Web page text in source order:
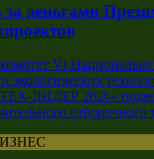
деньгами